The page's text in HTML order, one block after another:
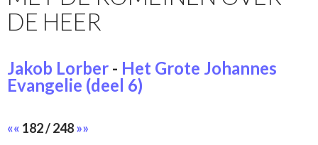
DE HEER
Jakob Lorber - Het Grote Johannes
Evangelie (deel 6)
«« 182 / 248»»